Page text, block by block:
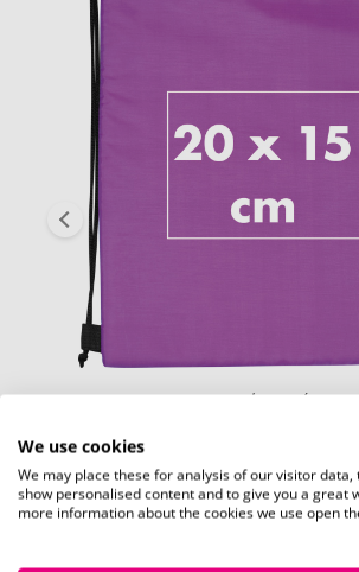
Auf die Tasche/Beutel (20 x
Schnell und einfach
herunterladen.
We use cookies
We may place these for analysis of our visitor
show personalised content and to give you a great
more information about the cookies we use open